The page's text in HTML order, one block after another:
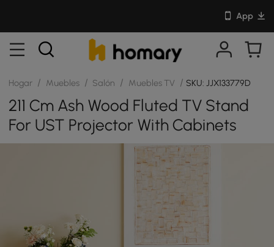
App
Hogar / Muebles / Salón / Muebles TV / SKU: JJX133779D
211 Cm Ash Wood Fluted TV Stand
For UST Projector With Cabinets